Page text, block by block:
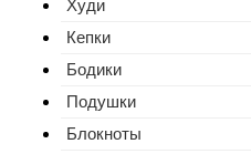
Худи
Кепки
Бодики
Подушки
Блокноты